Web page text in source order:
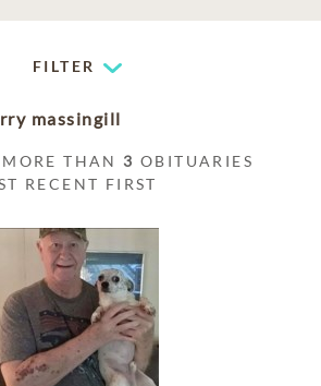
FILTER
massingill
THAN 3 OBITUARIES
RECENT FIRST